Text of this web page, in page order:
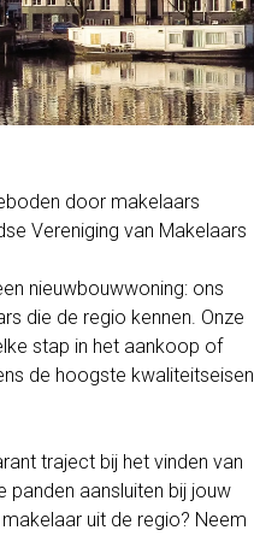
door makelaars
Vereniging van Makelaars
nieuwbouwwoning: ons
die de regio kennen. Onze
stap in het aankoop of
de hoogste kwaliteitseisen
traject bij het vinden van
panden aansluiten bij jouw
uit de regio? Neem